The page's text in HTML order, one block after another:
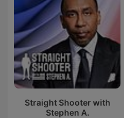
Straight Shooter with
Stephen A.